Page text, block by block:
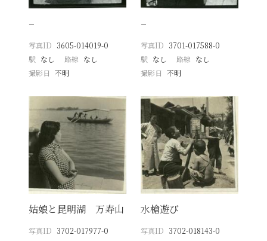
−
写真ID 3605-014019-0
駅 なし 路線 なし
撮影日
不明
−
写真ID 3701-017588-0
駅 なし 路線 なし
撮影日 不明
姑娘と昆明湖 万寿山
写真ID 3702-017977-0
水槍遊び
写真ID 3702-018143-0